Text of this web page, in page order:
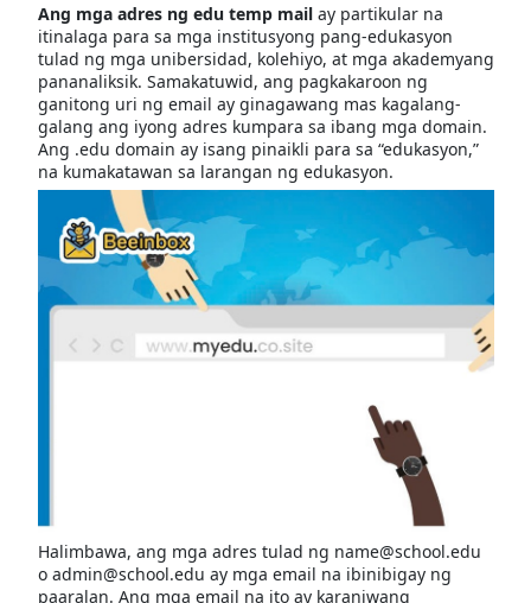
Ang mga adres ng edu temp mailay partikular na
itinalaga para sa mga institusyong pang-edukasyon
tulad ng mga unibersidad, kolehiyo, at mga akademyang
pananaliksik. Samakatuwid, ang pagkakaroon ng
ganitong uri ng email ay ginagawang mas kagalang-
galang ang iyong adres kumpara sa ibang mga domain.
Ang .edu domain ay isang pinaikli para sa “edukasyon,”
na kumakatawan sa larangan ng edukasyon.
Halimbawa, ang mga adres tulad ng name@school.edu
o admin@school.edu ay mga email na ibinibigay ng
paaralan. Ang mga email na ito ay karaniwang